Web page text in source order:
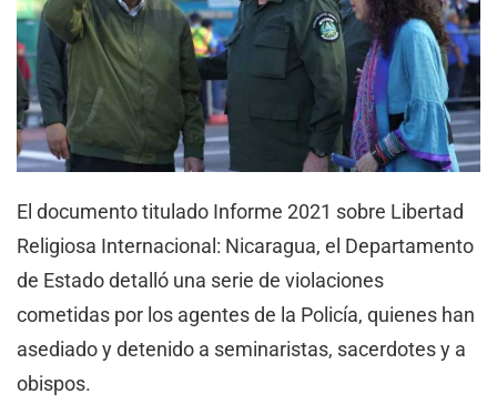
El documento titulado Informe 2021 sobre Libertad
Religiosa Internacional: Nicaragua, el Departamento
de Estado detalló una serie de violaciones
cometidas por los agentes de la Policía, quienes han
asediado y detenido a seminaristas, sacerdotes y a
obispos.